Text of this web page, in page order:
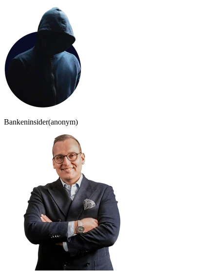
Bankeninsider(anonym)